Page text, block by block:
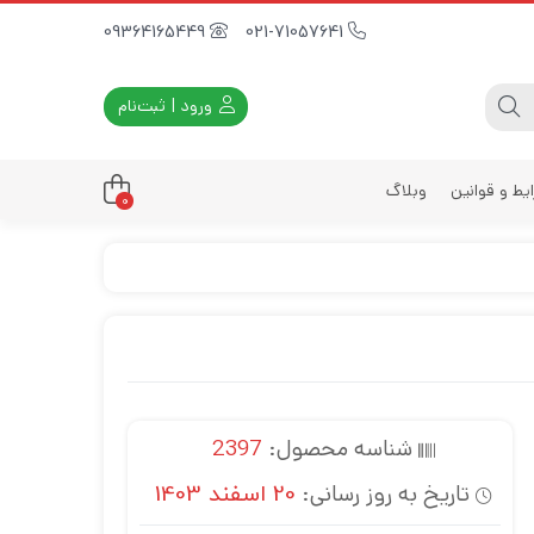
ورود | ثبت‌نام
و قوانین وبلاگ 0
شناسه محصول: 2397
تاریخ به روز رسانی: 20 اسفند 1403